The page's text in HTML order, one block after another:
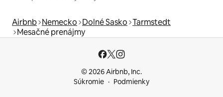
Airbnb Nemecko Dolné Sasko Tarmstedt
Mesačné prenájmy
© 2026 Airbnb, Inc.
Súkromie
Podmienky